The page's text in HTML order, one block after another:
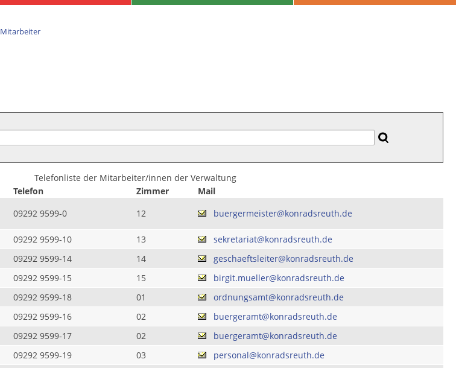
Mitarbeiter
Telefonliste der Mitarbeiter/innen der Verwaltung
Telefon Zimmer
Mail
09292 9599-0 12 buergermeister@konradsreuth.de
09292 9599-10 13
sekretariat@konradsreuth.de
09292 9599-14 14
geschaeftsleiter@konradsreuth.de
09292 9599-15 15
birgit.mueller@konradsreuth.de
09292 9599-18 01
ordnungsamt@konradsreuth.de
09292 9599-16 02
buergeramt@konradsreuth.de
09292 9599-17 02
buergeramt@konradsreuth.de
09292 9599-19 03
personal@konradsreuth.de